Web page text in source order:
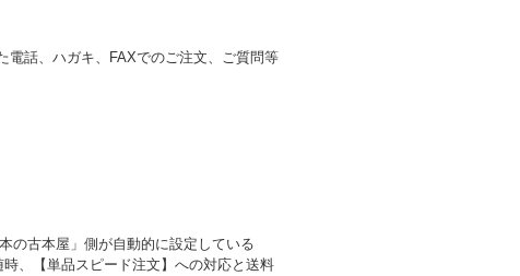
電話、ハガキ、FAXでのご注文、ご質問等
の古本屋」側が自動的に設定している
、【単品スピード注文】への対応と送料